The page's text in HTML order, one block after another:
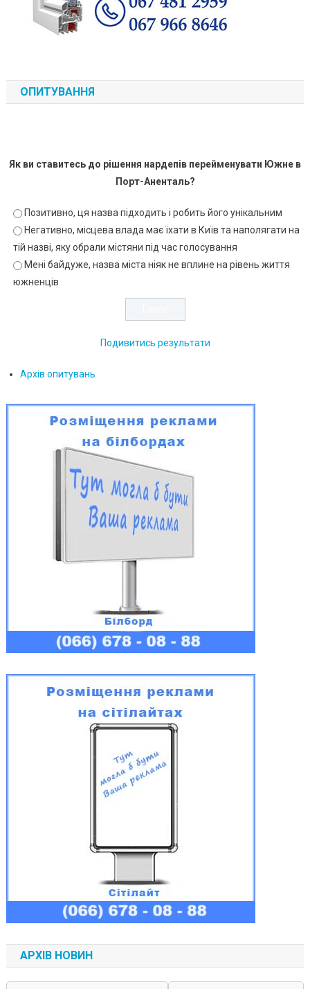
ОПИТУВАННЯ
Як ви ставитесь до рішення нардепів перейменувати Южне в
Порт-Аненталь?
Позитивно, ця назва підходить і робить його унікальним
Негативно, місцева влада має їхати в Київ та наполягати на
тій назві, яку обрали містяни під час голосування
Мені байдуже, назва міста ніяк не вплине на рівень життя
южненців
Подивитись результати
Архів опитувань
АРХІВ НОВИН